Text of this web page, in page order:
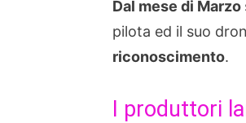
Dal mese di Marzo
pilota ed il suo
riconoscimento.
I produttori